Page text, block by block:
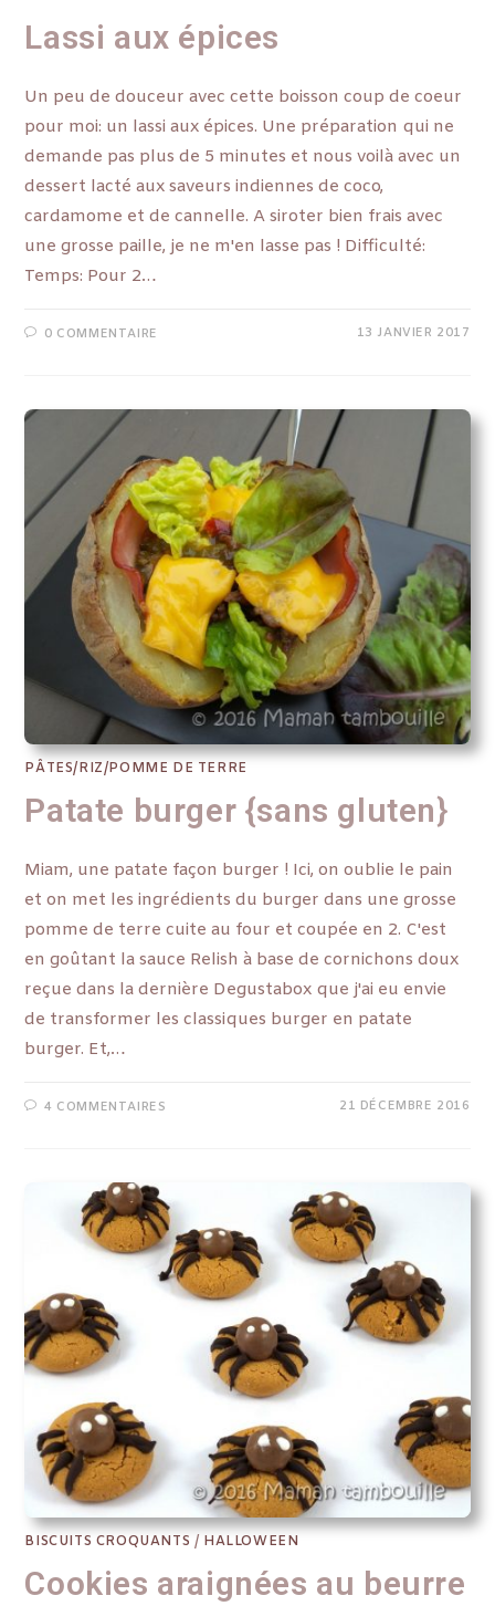
Lassi aux épices
Un peu de douceur avec cette boisson coup de coeur
pour moi: un lassi aux épices. Une préparation qui ne
demande pas plus de 5 minutes et nous voilà avec un
dessert lacté aux saveurs indiennes de coco,
cardamome et de cannelle. A siroter bien frais avec
une grosse paille, je ne m'en lasse pas ! Difficulté:
Temps: Pour 2…
0 COMMENTAIRE 13 JANVIER 2017
PÂTES/RIZ/POMME DE TERRE
Patate burger {sans gluten}
Miam, une patate façon burger ! Ici, on oublie le pain
et on met les ingrédients du burger dans une grosse
pomme de terre cuite au four et coupée en 2. C'est
en goûtant la sauce Relish à base de cornichons doux
reçue dans la dernière Degustabox que j'ai eu envie
de transformer les classiques burger en patate
burger. Et,…
4 COMMENTAIRES 21 DÉCEMBRE 2016
BISCUITS CROQUANTS / HALLOWEEN
Cookies araignées au beurre